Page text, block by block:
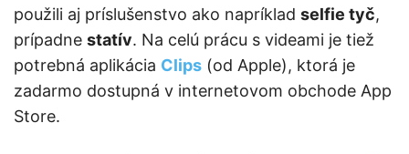
použili aj príslušenstvo ako napríklad selfie tyč,
prípadne statív. Na celú prácu s videami je tiež
potrebná aplikácia Clips (od Apple), ktorá je
zadarmo dostupná v internetovom obchode App
Store.